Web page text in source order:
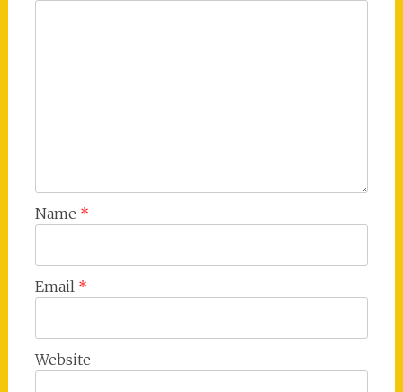
Name *
Email *
Website